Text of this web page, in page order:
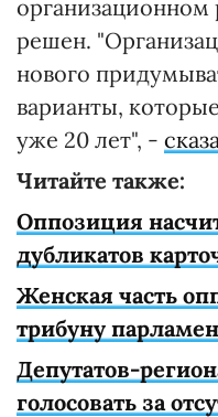
решен.
нового
варианты,
уже 20 лет", -
Читайте также:
Оппозиция
дубликатов
Женская часть
трибуну
Депутатов-
голосовать за